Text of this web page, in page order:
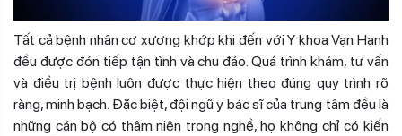
Tất cả bệnh nhân cơ xương khớp khi đến với Y khoa Vạn Hạnh
đều được đón tiếp tận tình và chu đáo. Quá trình khám, tư vấn
và điều trị bệnh luôn được thực hiện theo đúng quy trình rõ
ràng, minh bạch. Đặc biệt, đội ngũ y bác sĩ của trung tâm đều là
những cán bộ có thâm niên trong nghề, họ không chỉ có kiến